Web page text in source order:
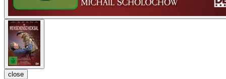
close